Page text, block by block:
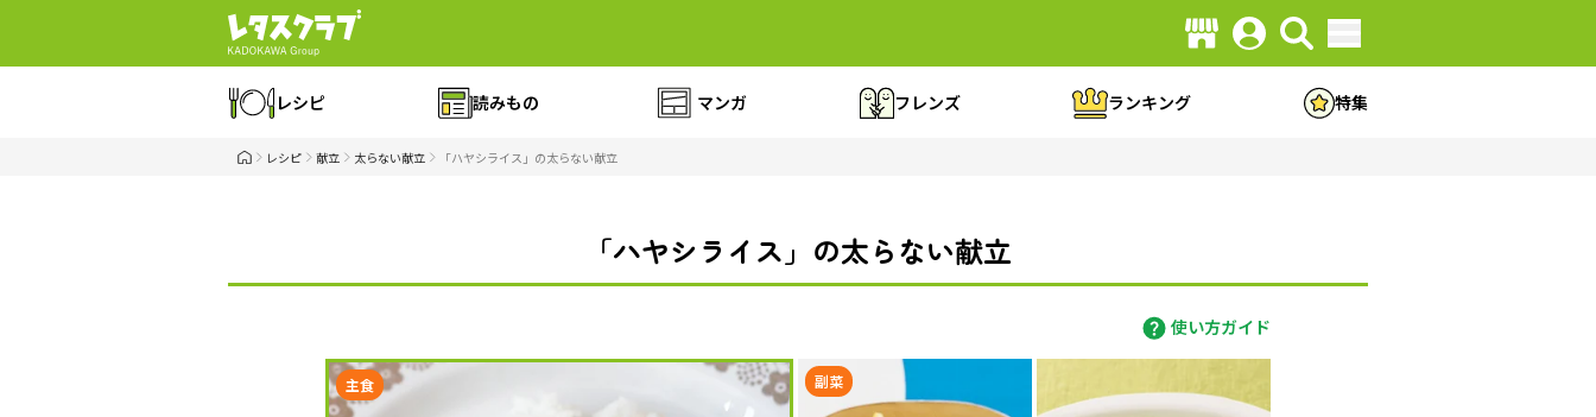
レシピ 読みもの マンガ フレンズ ランキング 特集
レシピ 献立 太らない献立 「ハヤシライス」の太らない献立
「ハヤシライス」の太らない献立
使い方ガイド
主食 副菜